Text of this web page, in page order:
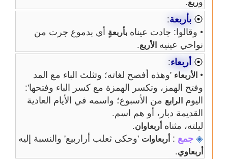
⦿ بأربعة:
• وقالوا: جادت عيناه بأربعةٍأي بدموع جرت من
نواحي عينيه الأربع.
⦿ أربعاء:
• الأربعاء'وهذه أفصح لغاته؛ وتثلث الباء مع المد
وفتح الهمز، وتكسر الهمزة مع كسر الباء وفتحها':
اليوم الرابعمن الأسبوع؛ واسمه في الأيام العادية
القديمة دبار، أو هم اسم.
ليلته، مثناه أربعاوان.
◈ جمع : أربعاوات'وحكى ثعلب أراربيع' والنسبة إليه
أربعاوي.